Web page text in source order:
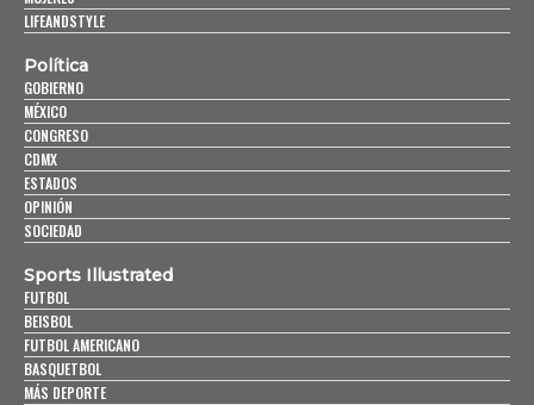
LIFEANDSTYLE
Política
GOBIERNO
MÉXICO
CONGRESO
CDMX
ESTADOS
OPINIÓN
SOCIEDAD
Sports Illustrated
FUTBOL
BEISBOL
FUTBOL AMERICANO
BASQUETBOL
MÁS DEPORTE